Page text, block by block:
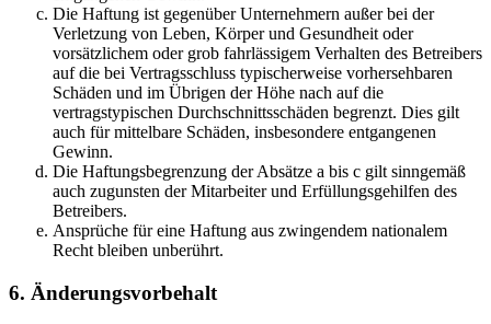
Die Haftung ist gegenüber Unternehmern außer bei der
Verletzung von Leben, Körper und Gesundheit oder
vorsätzlichem oder grob fahrlässigem Verhalten des Betreibers
auf die bei Vertragsschluss typischerweise vorhersehbaren
Schäden und im Übrigen der Höhe nach auf die
vertragstypischen Durchschnittsschäden begrenzt. Dies gilt
auch für mittelbare Schäden, insbesondere entgangenen
Gewinn.
Die Haftungsbegrenzung der Absätze a bis c gilt sinngemäß
auch zugunsten der Mitarbeiter und Erfüllungsgehilfen des
Betreibers.
Ansprüche für eine Haftung aus zwingendem nationalem
Recht bleiben unberührt.
6. Änderungsvorbehalt